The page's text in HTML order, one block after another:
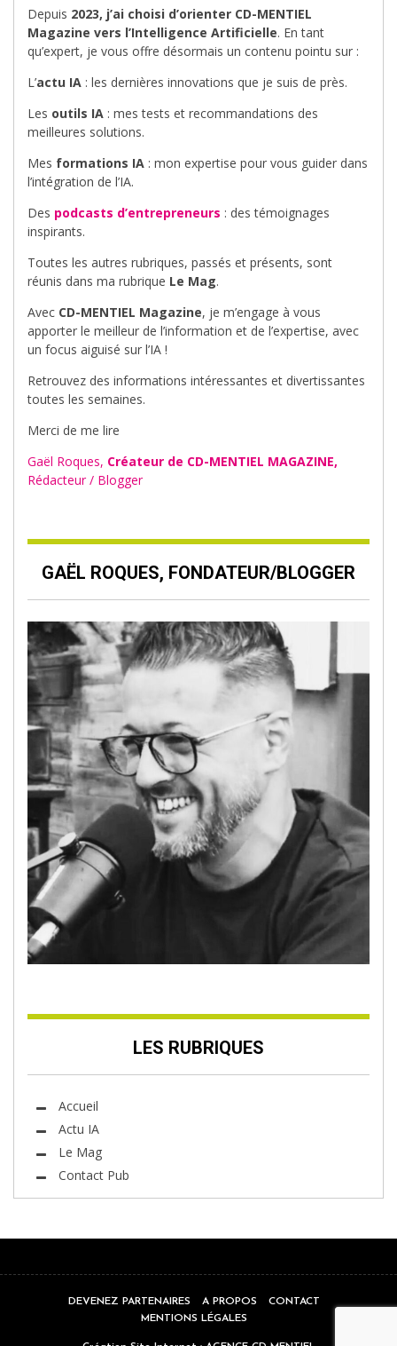
Depuis 2023, j’ai choisi d’orienter CD-MENTIEL
Magazine vers l’Intelligence Artificielle. En tant
qu’expert, je vous offre désormais un contenu pointu sur :
L’actu IA : les dernières innovations que je suis de près.
Les outils IA : mes tests et recommandations des
meilleures solutions.
Mes formations IA : mon expertise pour vous guider dans
l’intégration de l’IA.
Des podcasts d’entrepreneurs : des témoignages
inspirants.
Toutes les autres rubriques, passés et présents, sont
réunis dans ma rubrique Le Mag.
Avec CD-MENTIEL Magazine, je m’engage à vous
apporter le meilleur de l’information et de l’expertise, avec
un focus aiguisé sur l’IA !
Retrouvez des informations intéressantes et divertissantes
toutes les semaines.
Merci de me lire
Gaël Roques, Créateur de CD-MENTIEL MAGAZINE,
Rédacteur / Blogger
GAËL ROQUES, FONDATEUR/BLOGGER
LES RUBRIQUES
Accueil
Actu IA
Le Mag
Contact Pub
DEVENEZ PARTENAIRES A PROPOS
CONTACT
MENTIONS LÉGALES